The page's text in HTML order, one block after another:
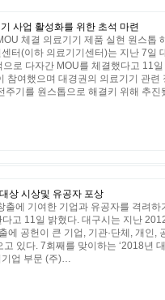
사업 활성화를 위한 초석 마련
체결 의료기기 제품 실현 원스톱
터(이하 의료기기센터)는 지난 7일
로 다자간 MOU를 체결했다고 11
참여했으며 대경권의 의료기기 관련
주기를 원스톱으로 해결키 위해 추
상 시상및 유공자 포상
출에 기여한 기업과 유공자를 격려
고 11일 밝혔다. 대구시는 지난
에 공헌이 큰 기업, 기관·단체, 개인,
있다. 7회째를 맞이하는 ‘2018년
기업 부문 (주)…